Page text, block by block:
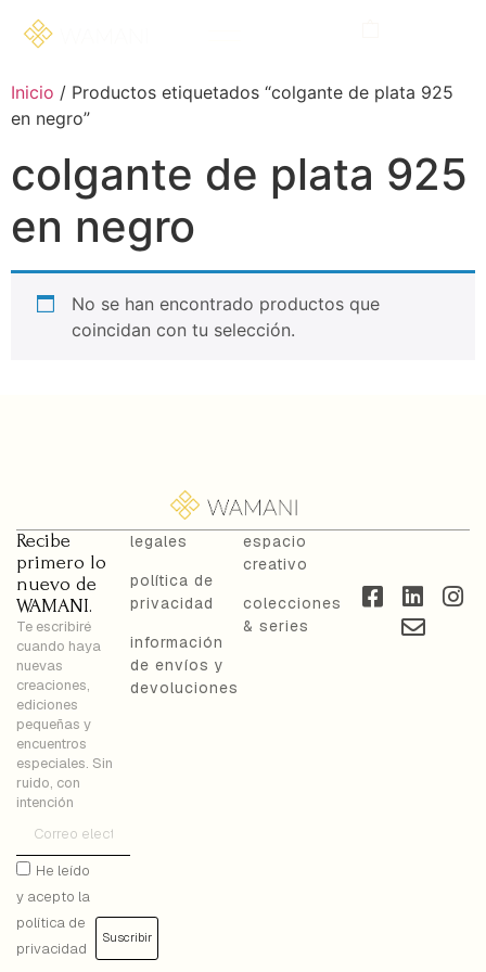
Inicio / Productos etiquetados “colgante de plata 925
en negro”
colgante de plata 925
en negro
No se han encontrado productos que
coincidan con tu selección.
Recibe
primero lo
nuevo de
WAMANI.
Te escribiré
cuando haya
nuevas
creaciones,
ediciones
pequeñas y
encuentros
especiales. Sin
ruido, con
intención
He leído
y acepto la
política de
privacidad
Suscribir
legales
política de
privacidad
información
de envíos y
devoluciones
espacio
creativo
colecciones
& series